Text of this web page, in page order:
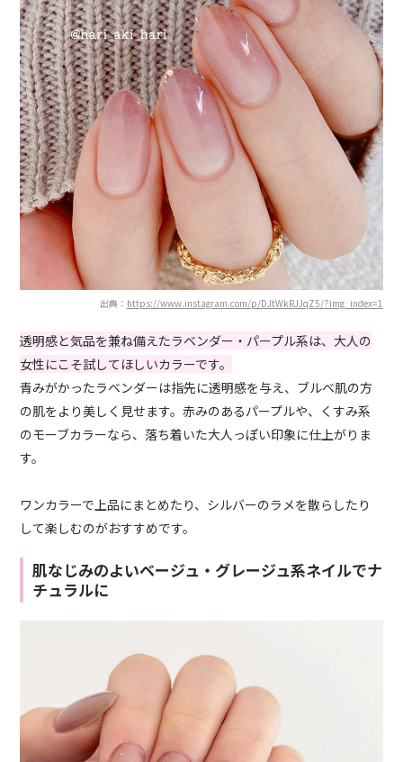
出典： https://www.instagram.com/p/DJtWkRJJqZ5/?img_index=1
透明感と気品を兼ね備えたラベンダー・パープル系は、大人の
女性にこそ試してほしいカラーです。
青みがかったラベンダーは指先に透明感を与え、ブルベ肌の方
の肌をより美しく見せます。赤みのあるパープルや、くすみ系
のモーブカラーなら、落ち着いた大人っぽい印象に仕上がりま
す。
ワンカラーで上品にまとめたり、シルバーのラメを散らしたり
して楽しむのがおすすめです。
肌なじみのよいベージュ・グレージュ系ネイルでナ
チュラルに